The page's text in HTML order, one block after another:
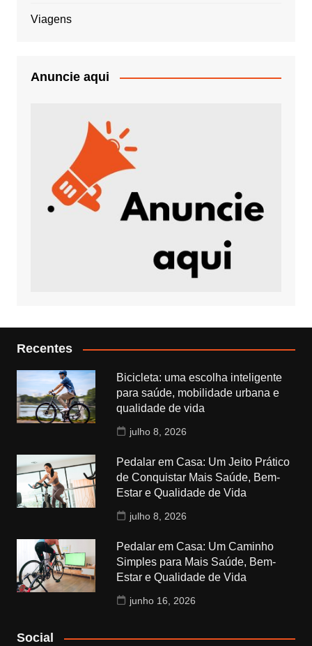
Viagens
Anuncie aqui
Recentes
Bicicleta: uma escolha inteligente
para saúde, mobilidade urbana e
qualidade de vida
julho 8, 2026
Pedalar em Casa: Um Jeito Prático
de Conquistar Mais Saúde, Bem-
Estar e Qualidade de Vida
julho 8, 2026
Pedalar em Casa: Um Caminho
Simples para Mais Saúde, Bem-
Estar e Qualidade de Vida
junho 16, 2026
Social